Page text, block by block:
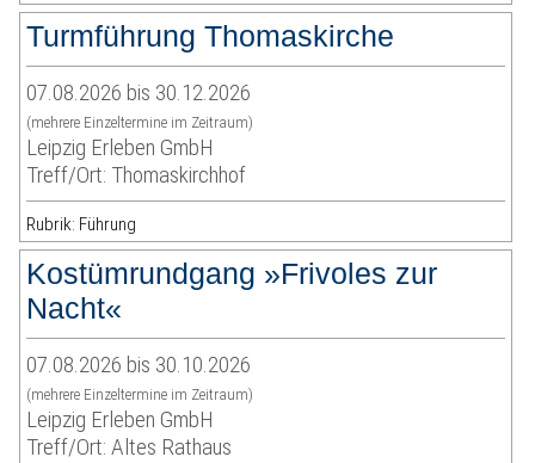
Turmführung Thomaskirche
07.08.2026 bis 30.12.2026
(mehrere Einzeltermine im Zeitraum)
Leipzig Erleben GmbH
Treff/Ort: Thomaskirchhof
Rubrik: Führung
Kostümrundgang »Frivoles zur
Nacht«
07.08.2026 bis 30.10.2026
(mehrere Einzeltermine im Zeitraum)
Leipzig Erleben GmbH
Treff/Ort: Altes Rathaus